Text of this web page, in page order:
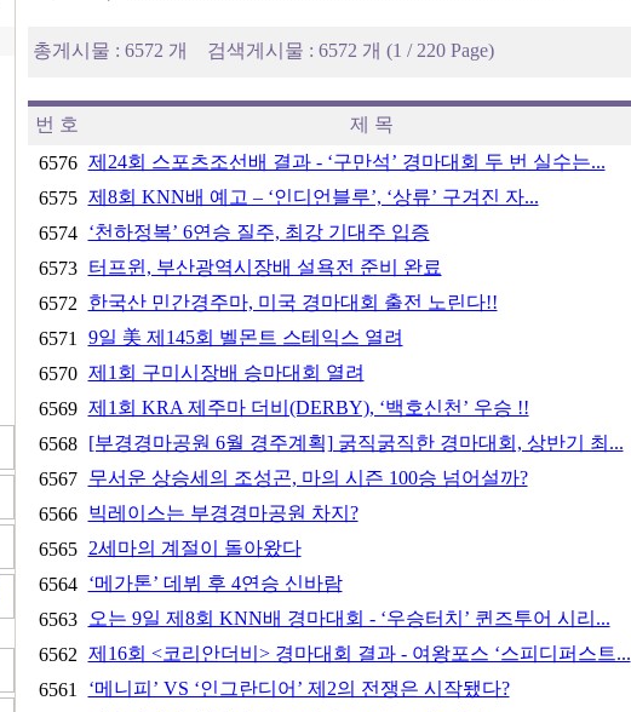
총게시물 : 6572 개 검색게시물 : 6572 개 (1 / 220 Page)
번 호 제 목
6576 제24회 스포츠조선배 결과 - ‘구만석’ 경마대회 두 번 실수는...
6575 제8회 KNN배 예고 – ‘인디언블루’, ‘상류’ 구겨진 자...
6574
‘천하정복’ 6연승 질주, 최강 기대주 입증
6573
터프윈, 부산광역시장배 설욕전 준비 완료
6572
한국산 민간경주마, 미국 경마대회 출전 노린다!!
6571
9일 美 제145회 벨몬트 스테익스 열려
6570 제1회 구미시장배 승마대회 열려
6569 제1회 KRA 제주마 더비(DERBY), ‘백호신천’ 우승 !!
6568
[부경경마공원 6월 경주계획] 굵직굵직한 경마대회, 상반기 최...
6567
무서운 상승세의 조성곤, 마의 시즌 100승 넘어설까?
6566
빅레이스는 부경경마공원 차지?
6565
2세마의 계절이 돌아왔다
6564
‘메가톤’ 데뷔 후 4연승 신바람
6563
오는 9일 제8회 KNN배 경마대회 - ‘우승터치’ 퀸즈투어 시리...
6562 제16회 <코리안더비> 경마대회 결과 - 여왕포스 ‘스피디퍼스트...
6561
‘메니피’ VS ‘인그란디어’ 제2의 전쟁은 시작됐다?